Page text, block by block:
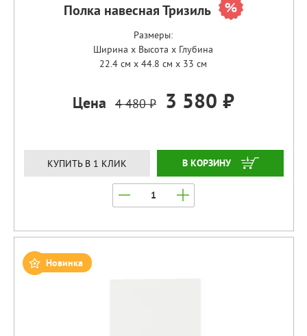
Полка навесная Тризиль
Размеры:
Ширина x Высота x Глубина
22.4 см x 44.8 см x 33 см
Цена 4 480 ₽ 3 580 ₽
КУПИТЬ В 1 КЛИК ЗАКАЗАТЬ
Новинка